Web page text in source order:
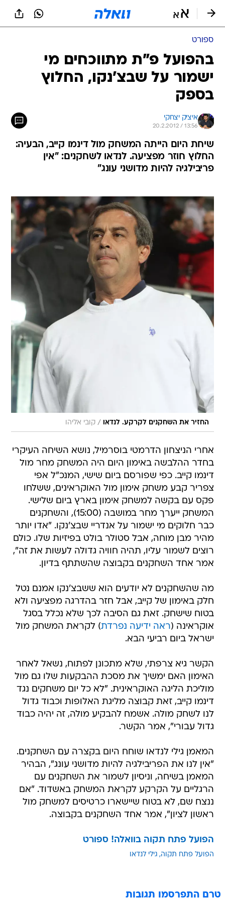
ספורט
בהפועל פ"ת מתווכחים מי
ישמור על שבצ'נקו, החלוץ
בספק
איציק יצחקי
20.2.2012 / 13:56
שיחת היום הייתה המשחק מול דינמו קייב, הבעיה:
החלוץ חוזר מפציעה. לנדאו לשחקנים: "אין
פריבילגיה להיות מדושני עונג"
החזיר את השחקנים לקרקע. לנדאו / קובי אליהו
אחרי הניצחון הדרמטי בוסרמיל, נושא השיחה העיקרי
בחדר ההלבשה באימון היום היה המשחק מחר מול
דינמו קייב. כפי שפורסם ביום שישי, המנכ"ל אפי
צפריר קבע משחק אימון מול האוקראינים, ששלחו
פקס עם בקשה למשחק אימון בארץ ביום שלישי.
המשחק ייערך מחר במושבה (15:00), והשחקנים
כבר חלוקים מי ישמור על אנדריי שבצ'נקו. "אדו יותר
מהיר מבן מוחה, אבל סטולר בולט בפיזיות שלו. כולם
רוצים לשמור עליו, תהיה חוויה גדולה לעשות את זה",
אמר אחד השחקנים בקבוצה שהשתתף בדיון.
מה שהשחקנים לא יודעים הוא ששבצ'נקו אמנם נטל
חלק באימון של קייב, אבל חזר בהדרגה מפציעה ולא
בטוח שישחק. זאת גם הסיבה לכך שלא נכלל בסגל
אוקראינה (ראה ידיעה נפרדת) לקראת המשחק מול
ישראל ביום רביעי הבא.
הקשר גיא צרפתי, שלא מתכונן לפתוח, נשאל לאחר
האימון האם ימשיך את מסכת ההבקעות שלו גם מול
מוליכת הליגה האוקראינית. "לא כל יום משחקים נגד
דינמו קייב, זאת קבוצה מליגת האלופות וכבוד גדול
לנו לשחק מולה. אשמח להבקיע מולה, זה יהיה כבוד
גדול עבורי", אמר הקשר.
המאמן גילי לנדאו שוחח היום בקצרה עם השחקנים.
"אין לנו את הפריבילגיה להיות מדושני עונג", הבהיר
המאמן בשיחה, וניסיון לשמור את השחקנים עם
הרגליים על הקרקע לקראת המשחק באשדוד. "אם
ננצח שם, לא בטוח שיישארו כרטיסים למשחק מול
ראשון לציון", אמר אחד השחקנים בקבוצה.
הפועל פתח תקוה בוואלה! ספורט
הפועל פתח תקוה גילי לנדאו
טרם התפרסמו תגובות